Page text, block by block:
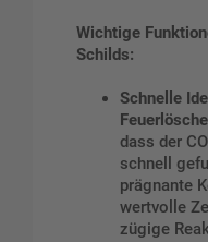
Wichtige
Schilds:
Schnelle
dass der
schnell
prägnante
wertvolle
zügige